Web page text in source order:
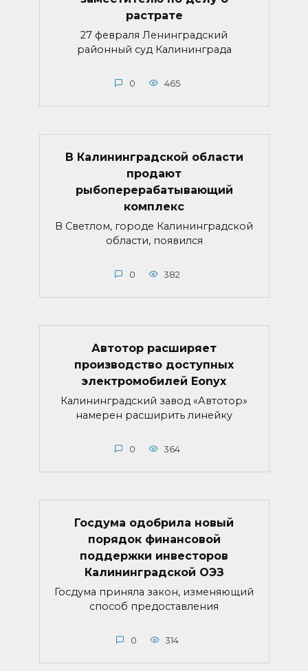
растрате
27 февраля Ленинградский
районный суд Калининграда
0 465
В Калининградской области
продают
рыбоперерабатывающий
комплекс
В Светлом, городе Калининградской
области, появился
0 382
Автотор расширяет
производство доступных
электромобилей Eonyx
Калининградский завод «Автотор»
намерен расширить линейку
0 364
Госдума одобрила новый
порядок финансовой
поддержки инвесторов
Калининградской ОЭЗ
Госдума приняла закон, изменяющий
способ предоставления
0 314